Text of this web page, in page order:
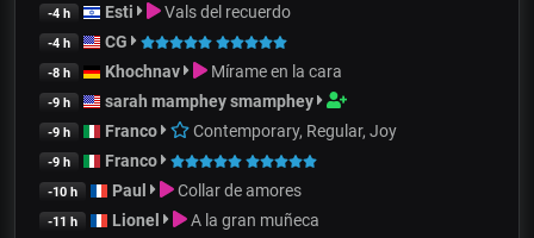
-4 h Esti Vals del recuerdo
-4 h CG
-8 h Khochnav Mírame en la cara
-9 h sarah mamphey smamphey
-9 h Franco Contemporary, Regular, Joy
-9 h Franco
-10 h Paul Collar de amores
-11 h Lionel A la gran muñeca